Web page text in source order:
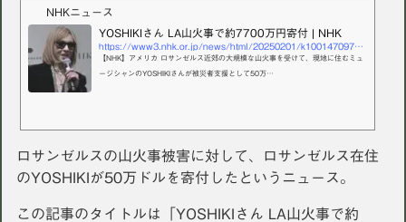
NHKニュース
YOSHIKIさん LA山火事で約7700万円寄付 | NHK
https://www3.nhk.or.jp/news/html/20250201/k10014709771000.html
【NHK】アメリカ ロサンゼルス近郊の大規模な山火事を受けて、現地に住むミュ
ージシャンのYOSHIKIさんが被災者支援として50万…
ロサンゼルスの山火事被害に対して、ロサンゼルス在住
のYOSHIKIが50万ドルを寄付したというニュース。
この記事のタイトルは「YOSHIKIさん LA山火事で約